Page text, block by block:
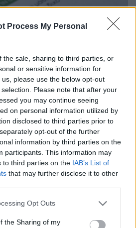
Process My Personal
the sale, sharing to third parties, or
or sensitive information for
please use the below opt-out
Please note that after your
you may continue seeing
on personal information utilized by
disclosed to third parties prior to
opt-out of the further
information by third parties on the
participants. This information may
to third parties on the IAB’s List of
that may further disclose it to other
app uses one or more Google
usage behaviour. You may click to
Opt Outs
the Sharing of my
του Φεβρουαρίου ρίχνουν τις
τον Μάρτιο, από τα 108 στα 80
των Ανανεώσιμων Πηγών
μείγμα της χώρας έχει ως
σημαντικά η χονδρική